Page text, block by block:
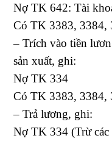
Nợ TK 642: Tài
Có TK 3383, 3384,
– Trích vào tiền
sản xuất, ghi:
Nợ TK 334
Có TK 3383, 3384,
– Trả lương, ghi:
Nợ TK 334 (Trừ